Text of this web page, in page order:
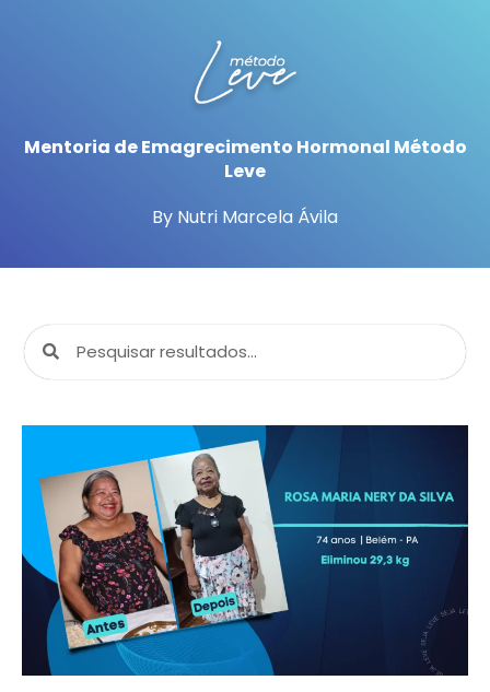
Mentoria de Emagrecimento Hormonal Método
Leve
By Nutri Marcela Ávila